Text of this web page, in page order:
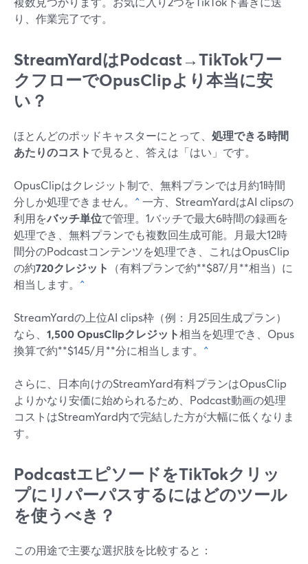
り、作業完了です。
StreamYardはPodcast→TikTokワー
クフローでOpusClipより本当に安
い？
ほとんどのポッドキャスターにとって、 処理できる時間
あたりのコストで見ると、答えは「はい」です。
OpusClipはクレジット制で、無料プランでは月約1時間
分しか処理できません。 ^一方、StreamYardはAI clipsの
利用をバッチ単位で管理。1バッチで最大6時間の録画を
処理でき、無料プランでも複数回生成可能。月最大12時
間分のPodcastコンテンツを処理でき、これはOpusClip
の約720クレジット
（有料プランで約**$87/月**相当）に
相当します。 ^
StreamYardの上位AI clips枠（例：月25回生成プラン）
なら、 1,500 OpusClipクレジット相当を処理でき、Opus
換算で約**$145/月**分に相当します。 ^
さらに、日本向けのStreamYard有料プランはOpusClip
よりかなり安価に始められるため、Podcast動画の処理
コストはStreamYard内で完結した方が大幅に低くなりま
す。
PodcastエピソードをTikTokクリッ
プにリパーパスするにはどのツール
を使うべき？
この用途で主要な選択肢を比較すると：